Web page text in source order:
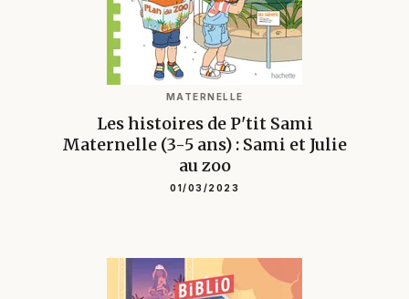
MATERNELLE
Les histoires de P'tit Sami
Maternelle (3-5 ans) : Sami et Julie
au zoo
01/03/2023